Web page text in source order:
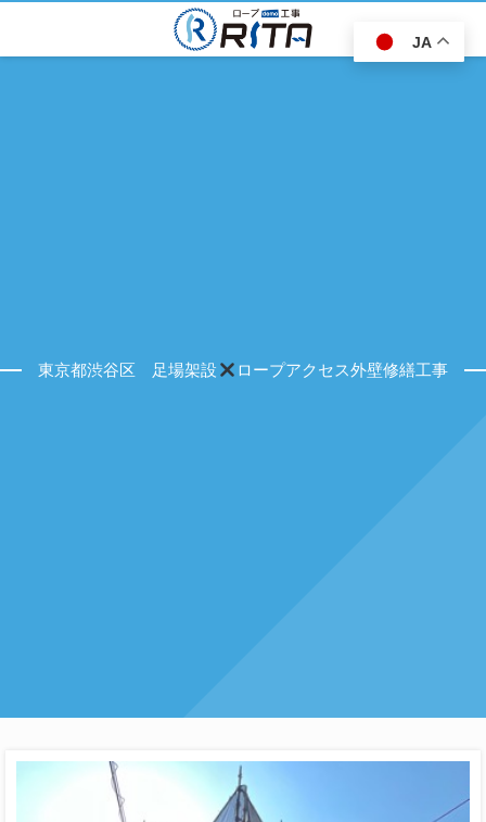
東京都渋谷区 足場架設 ロープアクセス外壁修繕工事
JA